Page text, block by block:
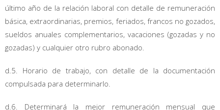
último año de la relación laboral con detalle de remuneración
básica, extraordinarias, premios, feriados, francos no gozados,
sueldos anuales complementarios, vacaciones (gozadas y no
gozadas) y cualquier otro rubro abonado.
d.5. Horario de trabajo, con detalle de la documentación
compulsada para determinarlo.
d.6. Determinará la mejor remuneración mensual que